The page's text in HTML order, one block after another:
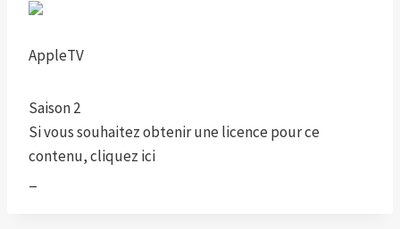
AppleTV
Saison 2
Si vous souhaitez obtenir une licence pour ce
contenu, cliquez ici